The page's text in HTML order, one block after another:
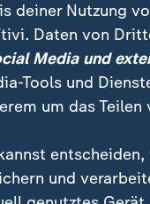
im Westen und
im Land. Die
deiner Nutzung
Daten von
Media und
Tools und
um das
und